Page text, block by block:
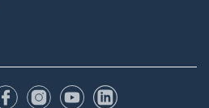
FacebookuInstagrame
YouTubeLinkedIn